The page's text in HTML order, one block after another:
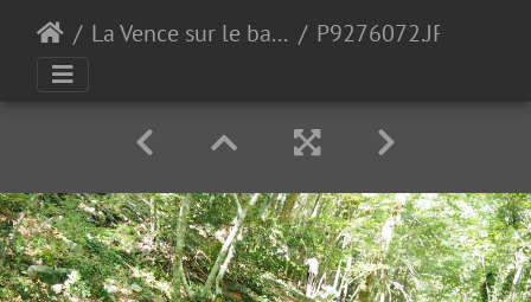
La Vence sur le bas de Quaix P9276072.JPG